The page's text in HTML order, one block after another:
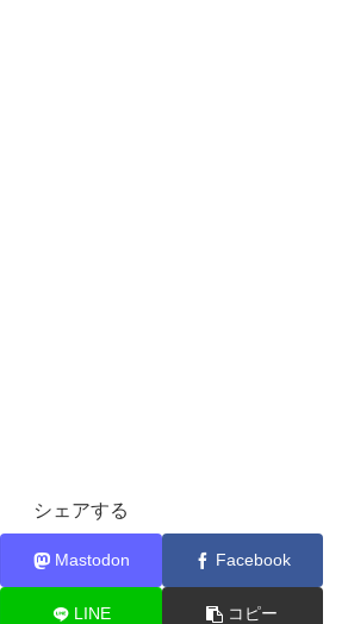
シェアする
Mastodon Facebook
LINE コピー